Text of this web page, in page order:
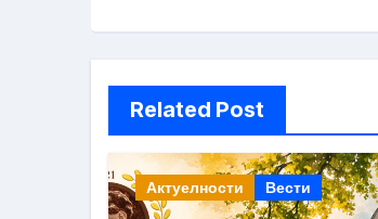
Related Post
Актуелности Вести